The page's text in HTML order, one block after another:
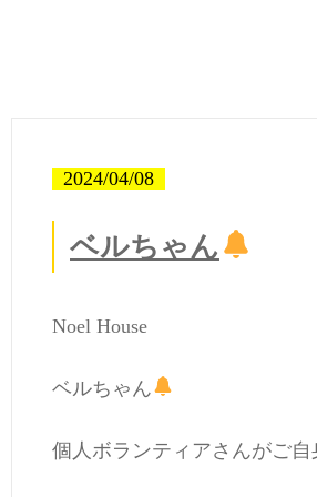
2024/04/08
ベルちゃん
Noel House
ベルちゃん
個人ボランティアさんがご自